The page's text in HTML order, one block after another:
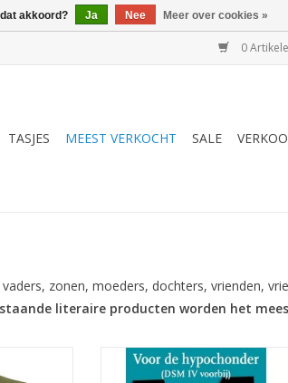
0
TASJES MEEST VERKOCHT SALE
zonen, moeders, dochters, vrienden,
literaire producten worden het
kader
Quote van Woody Allen op zwart
heren T-shirt
akkoord? Ja Nee Meer over cookies »